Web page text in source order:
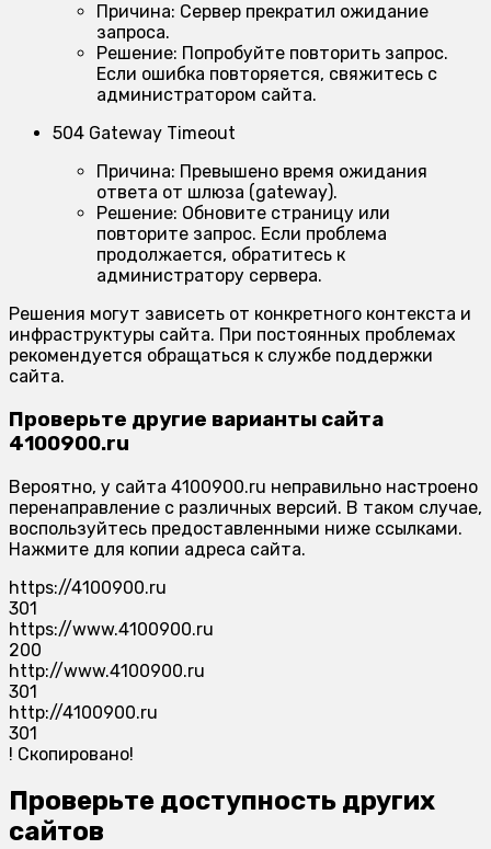
Причина: Сервер прекратил ожидание
запроса.
Решение: Попробуйте повторить запрос.
Если ошибка повторяется, свяжитесь с
администратором сайта.
504 Gateway Timeout
Причина: Превышено время ожидания
ответа от шлюза (gateway).
Решение: Обновите страницу или
повторите запрос. Если проблема
продолжается, обратитесь к
администратору сервера.
Решения могут зависеть от конкретного контекста и
инфраструктуры сайта. При постоянных проблемах
рекомендуется обращаться к службе поддержки
сайта.
Проверьте другие варианты сайта
4100900.ru
Вероятно, у сайта 4100900.ru неправильно настроено
перенаправление с различных версий. В таком случае,
воспользуйтесь предоставленными ниже ссылками.
Нажмите для копии адреса сайта.
https://4100900.ru
301
https://www.4100900.ru
200
http://www.4100900.ru
301
http://4100900.ru
301
! Скопировано!
Проверьте доступность других
сайтов